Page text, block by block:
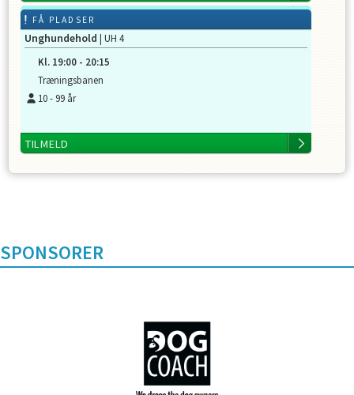
FÅ PLADSER
Unghundehold | UH 4
Kl. 19:00 - 20:15
Træningsbanen
10- 99år
TILMELD
SPONSORER